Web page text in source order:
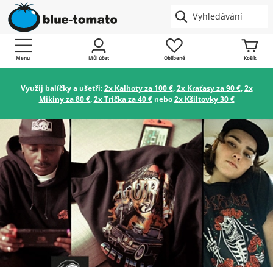
Menu Můj účet Oblíbené Košík
Využij balíčky a ušetři:2x Kalhoty za 100 €,2x Kraťasy za 90 €,2x
Mikiny za 80 €,2x Trička za 40 €nebo2x Kšiltovky 30 €